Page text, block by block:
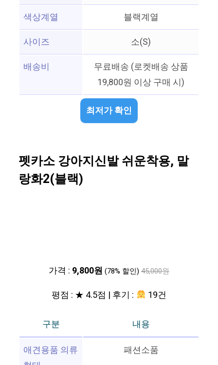
색상계열
블랙계열
사이즈
소(S)
배송비
무료배송 (로켓배송 상품
19,800원 이상 구매 시)
최저가 확인
펫카소 강아지신발 쉬운착용, 말
랑화2(블랙)
가격 : 9,800원 (78% 할인) 45,000원
평점 : ★ 4.5점 | 후기 : 19건
구분
내용
애견용품 의류
패션소품